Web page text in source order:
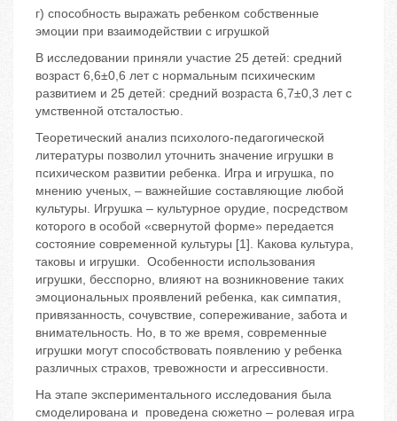
г) способность выражать ребенком собственные
эмоции при взаимодействии с игрушкой
В исследовании приняли участие 25 детей: средний
возраст 6,6±0,6 лет с нормальным психическим
развитием и 25 детей: средний возраста 6,7±0,3 лет с
умственной отсталостью.
Теоретический анализ психолого-педагогической
литературы позволил уточнить значение игрушки в
психическом развитии ребенка. Игра и игрушка, по
мнению ученых, – важнейшие составляющие любой
культуры. Игрушка – культурное орудие, посредством
которого в особой «свернутой форме» передается
состояние современной культуры [1]. Какова культура,
таковы и игрушки. Особенности использования
игрушки, бесспорно, влияют на возникновение таких
эмоциональных проявлений ребенка, как симпатия,
привязанность, сочувствие, сопереживание, забота и
внимательность. Но, в то же время, современные
игрушки могут способствовать появлению у ребенка
различных страхов, тревожности и агрессивности.
На этапе экспериментального исследования была
смоделирована и проведена сюжетно – ролевая игра